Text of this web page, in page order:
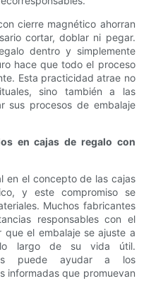
cierre magnético ahorran
cortar, doblar ni pegar.
dentro y simplemente
hace que todo el proceso
Esta practicidad atrae no
sino también a las
sus procesos de embalaje
en cajas de regalo con
en el concepto de las cajas
y este compromiso se
Muchos fabricantes
responsables con el
el embalaje se ajuste a
lo largo de su vida útil.
puede ayudar a los
informadas que promuevan